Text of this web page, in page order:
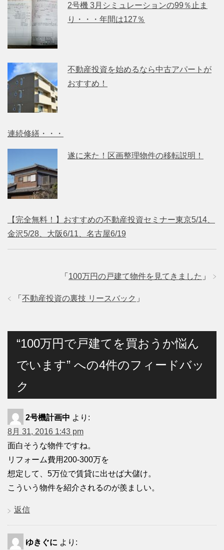
2号機 3月シミュレーションの99％止ま
り・・・年間は127％
不動産投資を始めるなら中古アパートが
おすすめ！
連続修繕・・・
遂に来た！区画整理物件の移転説明！
【完全無料！】おすすめの不動産投資セミナー東京5/14、
金沢5/28、大阪6/11、名古屋6/19
「 100万円の戸建て物件を見てきました 」
「 不動産投資の裏技 リースバック 」
“100万円で戸建てを買おうか悩ん
でいます” への4件のフィードバッ
ク
2号機計画中 より:
8月 31, 2016 1:43 pm
面白そうな物件ですね。
リフォーム費用200-300万を
想定して、5万位で賃貸に出せば大儲け。
こういう物件を紹介されるのが羨ましい。
返信
ゆきぐに より: